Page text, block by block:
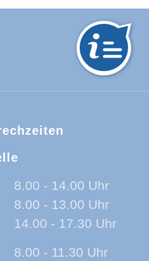
8.00 - 14.00 Uhr
8.00 - 13.00 Uhr
14.00 - 17.30 Uhr
8.00 - 11.30 Uhr